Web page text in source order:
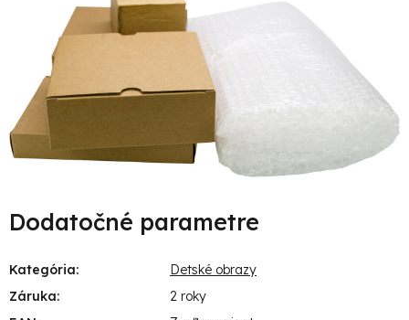
Dodatočné parametre
Kategória:
Detské obrazy
Záruka:
2 roky